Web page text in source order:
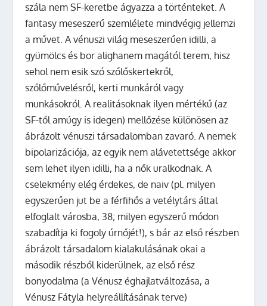
szála nem SF-keretbe ágyazza a történteket. A
fantasy meseszerű szemlélete mindvégig jellemzi
a művet. A vénuszi világ meseszerűen idilli, a
gyümölcs és bor alighanem magától terem, hisz
sehol nem esik szó szőlőskertekről,
szőlőművelésről, kerti munkáról vagy
munkásokról. A realitásoknak ilyen mértékű (az
SF-től amúgy is idegen) mellőzése különösen az
ábrázolt vénuszi társadalomban zavaró. A nemek
bipolarizációja, az egyik nem alávetettsége akkor
sem lehet ilyen idilli, ha a nők uralkodnak. A
cselekmény elég érdekes, de naiv (pl. milyen
egyszerűen jut be a férfihős a vetélytárs által
elfoglalt városba, 38; milyen egyszerű módon
szabadítja ki fogoly úrnőjét!), s bár az első részben
ábrázolt társadalom kialakulásának okai a
második részből kiderülnek, az első rész
bonyodalma (a Vénusz éghajlatváltozása, a
Vénusz Fátyla helyreállításának terve)